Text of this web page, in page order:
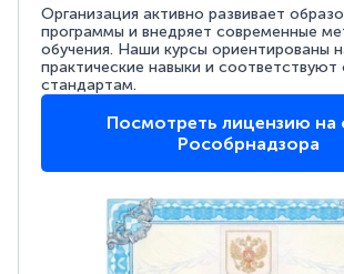
Организация активно развивает
программы и внедряет современные
обучения. Наши курсы ориентированы
практические навыки и
стандартам.
Посмотреть лицензию на
Рособрнадзора